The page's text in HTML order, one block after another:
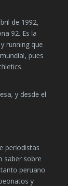
de 1992,
92. Es la
running que
pues
y desde el
periodistas
saber sobre
peruano
y